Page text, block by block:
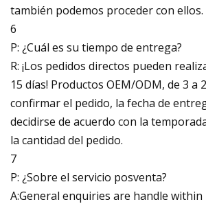
también podemos proceder con ellos.
6
P: ¿Cuál es su tiempo de entrega?
R: ¡Los pedidos directos pueden
15 días! Productos OEM/ODM, de 3 a
confirmar el pedido, la fecha de
decidirse de acuerdo con la
la cantidad del pedido.
7
P: ¿Sobre el servicio posventa?
A:General enquiries are handle within